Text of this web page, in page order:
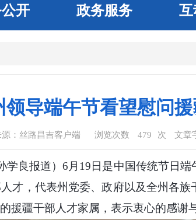
开 政务服务
领导端午节看望慰问
源：丝路昌吉客户端 浏览次数 479 次 文章
学良报道）6月19日是中国传统节日
才，代表州党委、政府以及全州各
援疆干部人才家属，表示衷心的感谢